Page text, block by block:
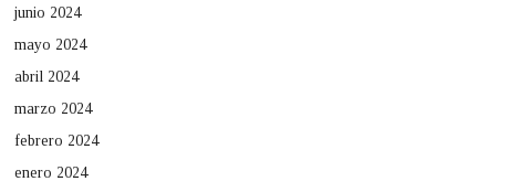
junio 2024
mayo 2024
abril 2024
marzo 2024
febrero 2024
enero 2024